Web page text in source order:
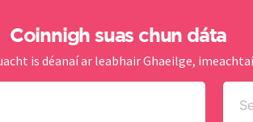
Coinnigh suas chun dáta
is déanaí ar leabhair Ghaeilge,